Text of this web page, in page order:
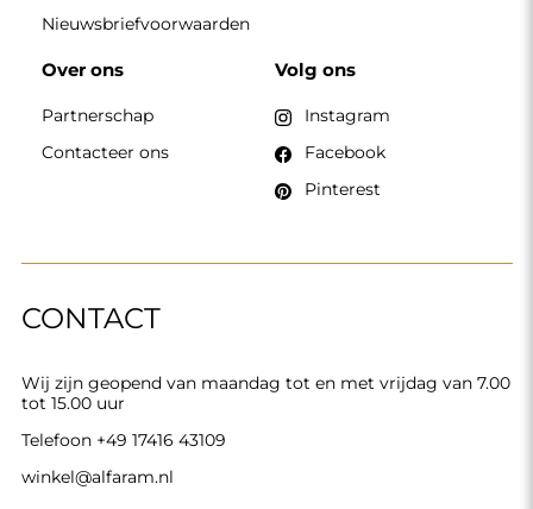
CONTACT
Wij zijn geopend van maandag tot en met vrijdag van 7.00
tot 15.00 uur
Telefoon +49 17416 43109
winkel@alfaram.nl
Nieuwsbriefvoorwaarden
Over ons
Partnerschap
Contacteer ons
Volg ons
Instagram
Facebook
Pinterest